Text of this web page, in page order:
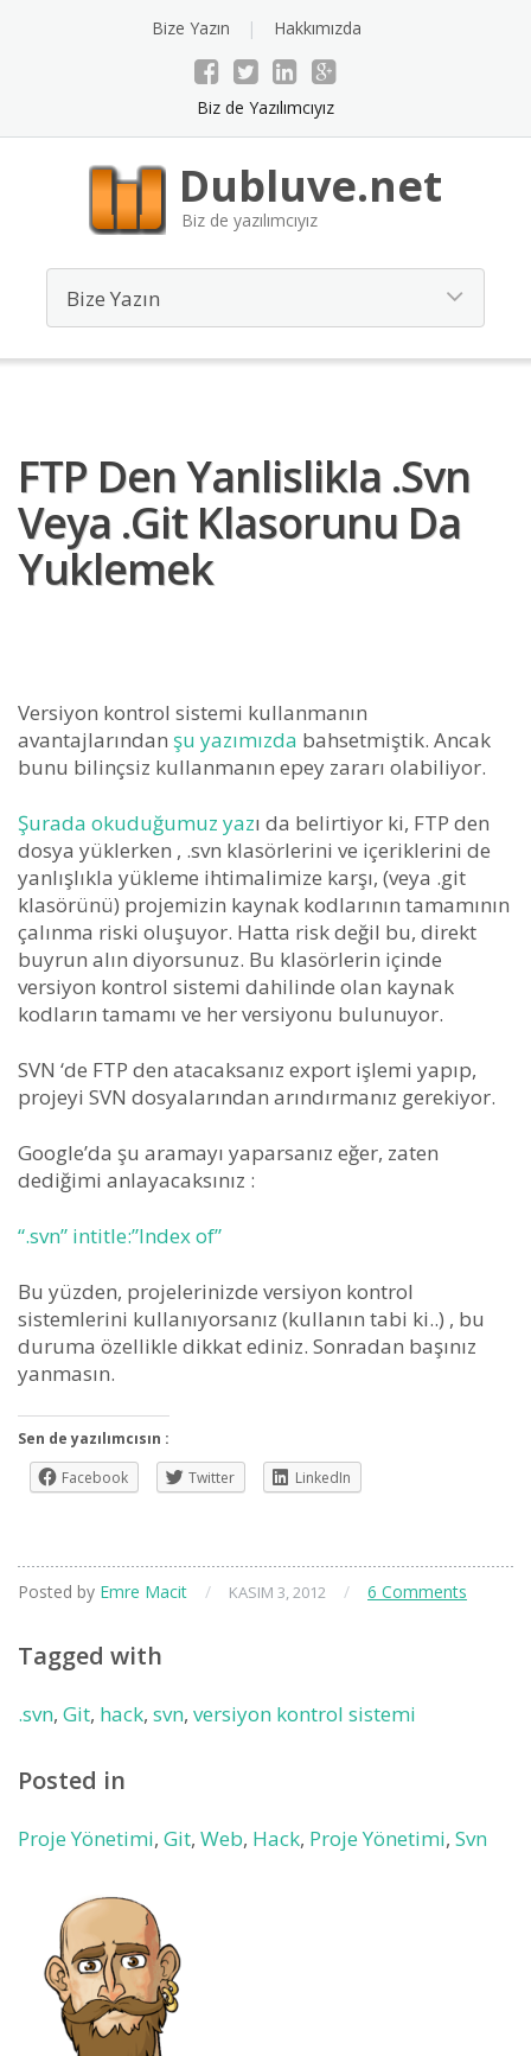
Bize Yazın Hakkımızda
Biz de Yazılımcıyız
Dubluve.net
Biz de yazılımcıyız
FTP Den Yanlislikla .svn
Veya .git Klasorunu Da
Yuklemek
Versiyon kontrol sistemi kullanmanın
avantajlarından şu yazımızda bahsetmiştik. Ancak
bunu bilinçsiz kullanmanın epey zararı olabiliyor.
Şurada okuduğumuz yazı da belirtiyor ki, FTP den
dosya yüklerken , .svn klasörlerini ve içeriklerini de
yanlışlıkla yükleme ihtimalimize karşı, (veya .git
klasörünü) projemizin kaynak kodlarının tamamının
çalınma riski oluşuyor. Hatta risk değil bu, direkt
buyrun alın diyorsunuz. Bu klasörlerin içinde
versiyon kontrol sistemi dahilinde olan kaynak
kodların tamamı ve her versiyonu bulunuyor.
SVN ‘de FTP den atacaksanız export işlemi yapıp,
projeyi SVN dosyalarından arındırmanız gerekiyor.
Google’da şu aramayı yaparsanız eğer, zaten
dediğimi anlayacaksınız :
“.svn” intitle:”Index of”
Bu yüzden, projelerinizde versiyon kontrol
sistemlerini kullanıyorsanız (kullanın tabi ki..) , bu
duruma özellikle dikkat ediniz. Sonradan başınız
yanmasın.
Sen de yazılımcısın :
Facebook
Twitter LinkedIn
Posted by Emre Macit / KASIM 3, 2012 / 6 Comments
Tagged with
.svn, Git, hack, svn, versiyon kontrol sistemi
Posted in
Proje Yönetimi, Git, Web, Hack, Proje Yönetimi, Svn